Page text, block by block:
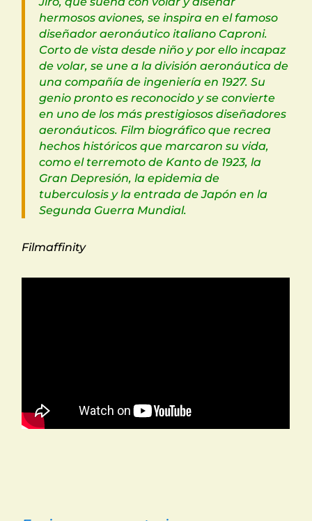
hermosos aviones, se inspira en el famoso
diseñador aeronáutico italiano Caproni.
Corto de vista desde niño y por ello incapaz
de volar, se une a la división aeronáutica de
una compañía de ingeniería en 1927. Su
genio pronto es reconocido y se convierte
en uno de los más prestigiosos diseñadores
aeronáuticos. Film biográfico que recrea
hechos históricos que marcaron su vida,
como el terremoto de Kanto de 1923, la
Gran Depresión, la epidemia de
tuberculosis y la entrada de Japón en la
Segunda Guerra Mundial.
Filmaffinity